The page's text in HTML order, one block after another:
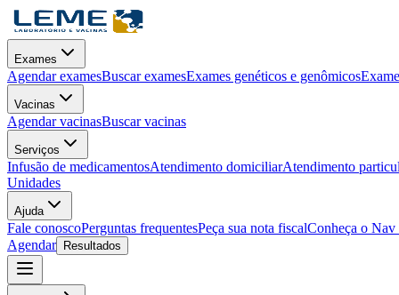
Exames
Agendar examesBuscar examesExames genéticos e genômicos
Vacinas
Agendar vacinasBuscar vacinas
Serviços
Infusão de medicamentosAtendimento domiciliarAtendimento
Unidades
Ajuda
Fale conoscoPerguntas frequentesPeça sua nota fiscalConheça o Nav
Agendar
Resultados